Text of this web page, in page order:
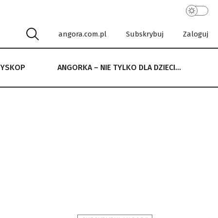
angora.com.pl Subskrybuj Zaloguj
ANGORKA – NIE TYLKO DLA DZIECI…
NIE TYLKO DLA DZIECI…